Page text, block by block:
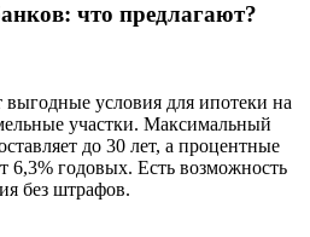
что предлагают?
выгодные условия для ипотеки на
участки. Максимальный
до 30 лет, а процентные
6,3% годовых. Есть возможность
без штрафов.